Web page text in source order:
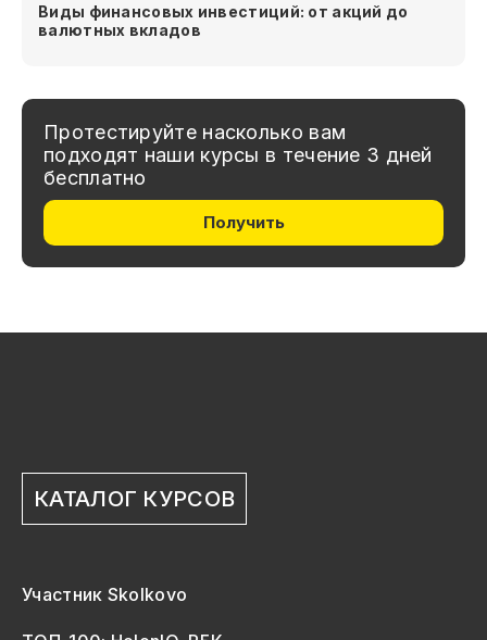
Виды финансовых инвестиций: от акций до
валютных вкладов
Протестируйте насколько вам
подходят наши курсы в течение 3 дней
бесплатно
Получить
КАТАЛОГ КУРСОВ
Участник Skolkovo